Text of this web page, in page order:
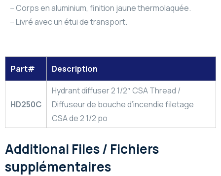
– Corps en aluminium, finition jaune thermolaquée.
– Livré avec un étui de transport.
Part# Description
HD250C
Hydrant diffuser 2 1/2″ CSA Thread /
Diffuseur de bouche d’incendie filetage
CSA de 2 1/2 po
Additional Files / Fichiers
supplémentaires